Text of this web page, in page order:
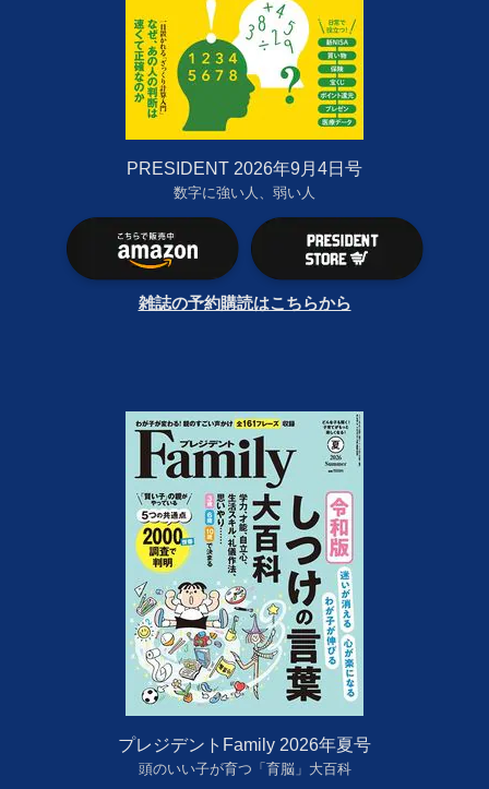
PRESIDENT 2026年9月4日号
数字に強い人、弱い人
雑誌の予約購読はこちらから
プレジデントFamily 2026年夏号
頭のいい子が育つ「育脳」大百科